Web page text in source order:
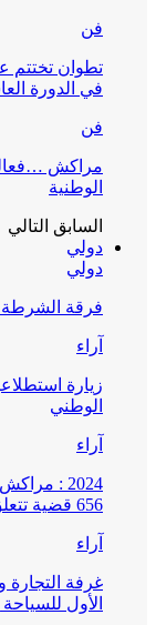
فن
تطوان تختتم
في الدورة
فن
مراكش
الوطنية
السابق التالي
دولي
دولي
فرقة الشرطة
آراء
زيارة
الوطني
آراء
2024 :
656 قضية تتعلق بغسيل الأموال
آراء
غرفة التجارة
الأول